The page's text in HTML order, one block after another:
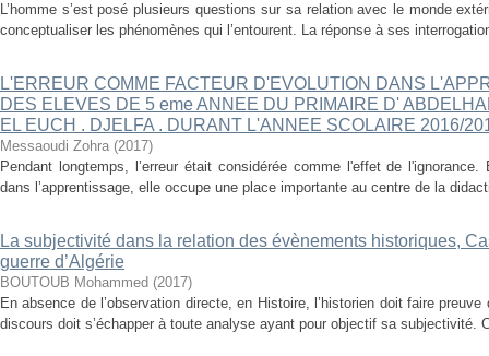
L’homme s’est posé plusieurs questions sur sa relation avec le monde
conceptualiser les phénomènes qui l’entourent. La réponse à ses
L'ERREUR COMME FACTEUR D'EVOLUTION DANS
DES ELEVES DE 5 eme ANNEE DU PRIMAIRE D'
EL EUCH . DJELFA . DURANT L'ANNEE SCOLAIRE 2016/
Messaoudi Zohra (2017)
Pendant longtemps, l’erreur était considérée comme l'effet de l'ignorance.
dans l’apprentissage, elle occupe une place importante au centre de la
La subjectivité dans la relation des évènements historiques,
guerre d’Algérie
BOUTOUB Mohammed (2017)
En absence de l’observation directe, en Histoire, l’historien doit faire
discours doit s’échapper à toute analyse ayant pour objectif sa subjectivité.